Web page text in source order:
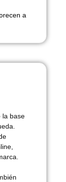
a
la base